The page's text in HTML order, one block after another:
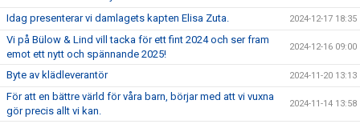
Idag presenterar vi damlagets kapten Elisa Zuta. 2024-12-17 18:35
Vi på Bülow & Lind vill tacka för ett fint 2024 och ser fram
emot ett nytt och spännande 2025!
2024-12-16 09:00
Byte av klädleverantör 2024-11-20 13:13
För att en bättre värld för våra barn, börjar med att vi vuxna
gör precis allt vi kan.
2024-11-14 13:58